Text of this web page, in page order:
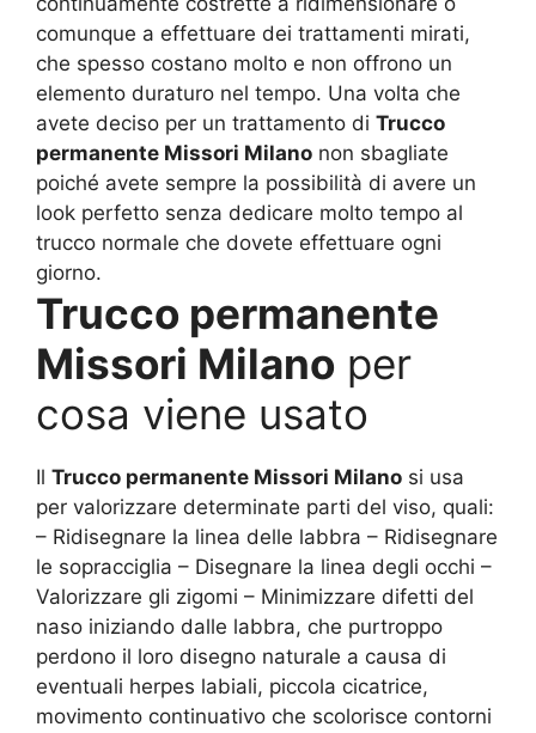
comunque a effettuare dei trattamenti mirati,
che spesso costano molto e non offrono un
elemento duraturo nel tempo. Una volta che
avete deciso per un trattamento di Trucco
permanente Missori Milano non sbagliate
poiché avete sempre la possibilità di avere un
look perfetto senza dedicare molto tempo al
trucco normale che dovete effettuare ogni
giorno.
Trucco permanente
Missori Milano per
cosa viene usato
Il Trucco permanente Missori Milano si usa
per valorizzare determinate parti del viso, quali:
– Ridisegnare la linea delle labbra – Ridisegnare
le sopracciglia – Disegnare la linea degli occhi –
Valorizzare gli zigomi – Minimizzare difetti del
naso iniziando dalle labbra, che purtroppo
perdono il loro disegno naturale a causa di
eventuali herpes labiali, piccola cicatrice,
movimento continuativo che scolorisce contorni